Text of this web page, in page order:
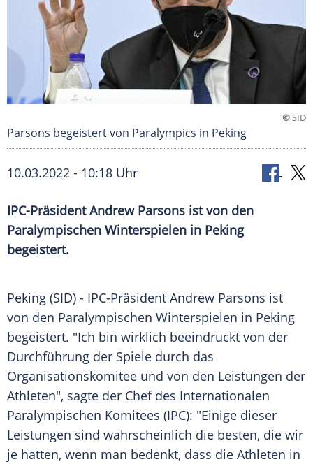
©SID
Parsons begeistert von Paralympics in Peking
10.03.2022 - 10:18 Uhr
IPC-Präsident Andrew Parsons ist von den
Paralympischen Winterspielen in Peking
begeistert.
Peking (SID) - IPC-Präsident Andrew Parsons ist
von den Paralympischen Winterspielen in Peking
begeistert. "Ich bin wirklich beeindruckt von der
Durchführung der Spiele durch das
Organisationskomitee und von den Leistungen der
Athleten", sagte der Chef des Internationalen
Paralympischen Komitees (IPC): "Einige dieser
Leistungen sind wahrscheinlich die besten, die wir
je hatten, wenn man bedenkt, dass die Athleten in